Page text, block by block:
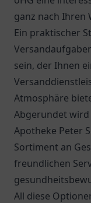
ganz nach Ihren
Ein praktischer
sein, der Ihnen
Atmosphäre
Abgerundet
Apotheke Peter
Sortiment an
freundlichen
All diese